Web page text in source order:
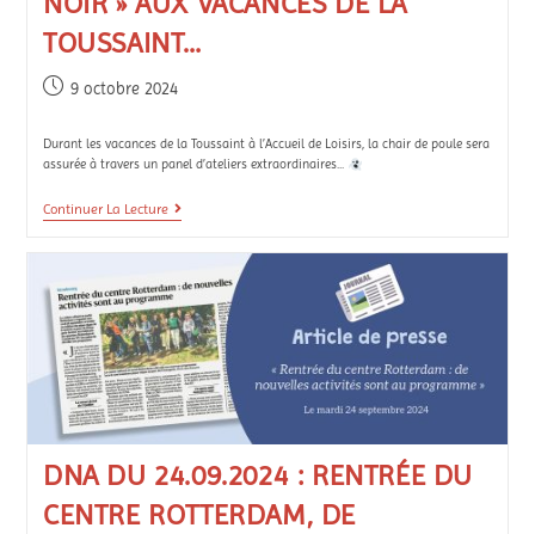
TOUSSAINT…
9 octobre 2024
Durant les vacances de la Toussaint à l’Accueil de Loisirs, la chair de poule sera
assurée à travers un panel d’ateliers extraordinaires...
Continuer La Lecture
DNA DU 24.09.2024 : RENTRÉE DU
CENTRE ROTTERDAM, DE